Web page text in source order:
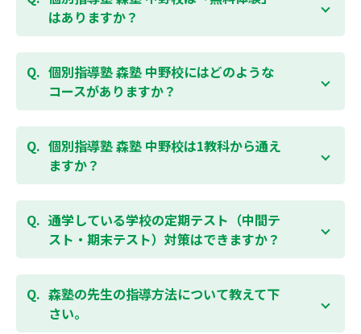
導塾 森塾の授業料は
よりお問合わせく
ださい。自動返信メールで【すぐ】にご確認いただけ
はありますか？
通常期には最大1ヶ月の無料体験を受付しておりま
す。また、春休み、夏休み、冬休みの講習では「4日
間～5日間の無料体験」授業を受けていただくことが
可能です。個別指導塾 森塾 中野校の無料体験について
個別指導塾 森塾 中野校にはどのような
コースがありますか？
個別指導塾 森塾 中野校では、小学生・中学生・高校
生のコースがあり、それぞれ学校のテストの点数アッ
プを目的としたコースとなっております。その他、小
学生用の英検®対策や、基礎学力を身につけるDOJOな
は校舎にお問合わせください。
お問合わせはこちら
個別指導塾 森塾 中野校は1教科から通え
ますか？
はい、1教科、週1日から受講いただけます。自分から
勉強できる習慣をつけるために最初は1から2教科での
受講をおすすめしております。まずはお気軽にご相談
ください。
ご相談（お問合わせ）はこちら
通学している学校の定期テスト（中間テ
スト・期末テスト）対策はできますか？
お子様お一人おひとりの学校進度やテスト範囲にあわ
せて授業をすすめますので、定期テスト対策に繋がり
ます。森塾では、テスト直前に自分の予定にあわせ
て、テスト対策授業の追加ができます。 受講中の科目
森塾の先生の指導方法について教えて下
さい。